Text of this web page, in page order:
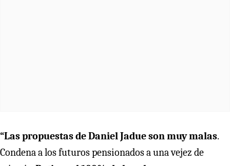
“Las propuestas de Daniel Jadue son muy malas.
Condena a los futuros pensionados a una vejez de